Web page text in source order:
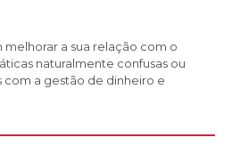
a sua relação com o
naturalmente confusas ou
com a gestão de dinheiro e